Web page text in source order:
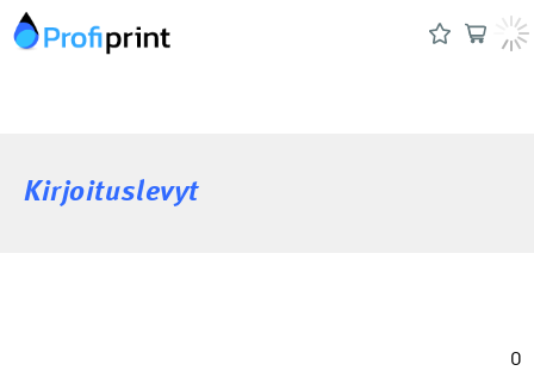
Kirjoituslevyt
0